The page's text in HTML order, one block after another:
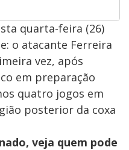
quarta-feira (26)
o atacante Ferreira
vez, após
em preparação
quatro jogos em
posterior da coxa
veja quem pode